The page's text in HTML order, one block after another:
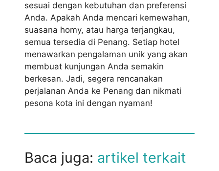
sesuai dengan kebutuhan dan preferensi
Anda. Apakah Anda mencari kemewahan,
suasana homy, atau harga terjangkau,
semua tersedia di Penang. Setiap hotel
menawarkan pengalaman unik yang akan
membuat kunjungan Anda semakin
berkesan. Jadi, segera rencanakan
perjalanan Anda ke Penang dan nikmati
pesona kota ini dengan nyaman!
Baca juga: artikel terkait